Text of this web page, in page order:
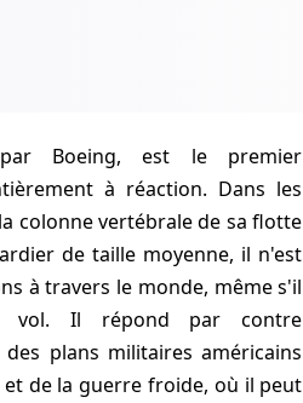
Boeing, est le premier
à réaction. Dans les
colonne vertébrale de sa flotte
de taille moyenne, il n'est
à travers le monde, même s'il
vol. Il répond par contre
plans militaires américains
de la guerre froide, où il peut